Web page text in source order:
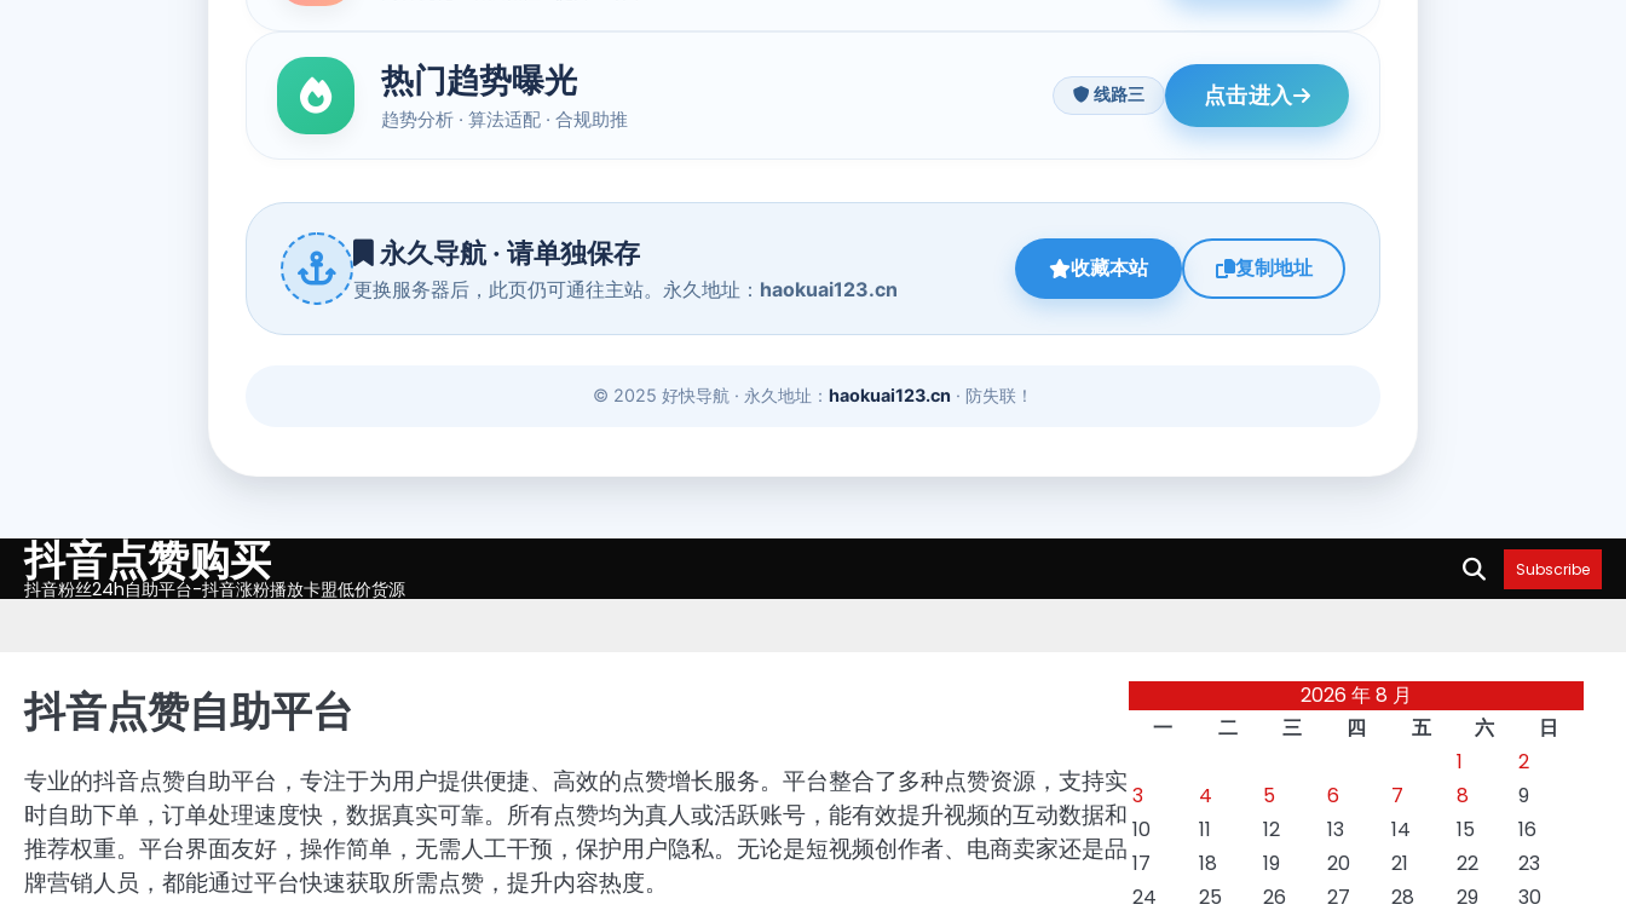
Skip抖音点赞购买
抖音粉丝24h自助平台-抖音涨粉播放卡盟低价货源
Subscribe
抖音点赞自助平台
专业的抖音点赞自助平台，专注于为用户提供便捷、高效的点赞增长服务。平台整合了多种点赞资源，支持实
时自助下单，订单处理速度快，数据真实可靠。所有点赞均为真人或活跃账号，能有效提升视频的互动数据和
推荐权重。平台界面友好，操作简单，无需人工干预，保护用户隐私。无论是短视频创作者、电商卖家还是品
牌营销人员，都能通过平台快速获取所需点赞，提升内容热度。
2026 年 8 月
一
二 三 四 五 六
日
1
2
3
4 5 6 7 8
9
10
11 12 13 14 15
16
17
18 19 20 21 22
23
24
25 26 27 28 29
30